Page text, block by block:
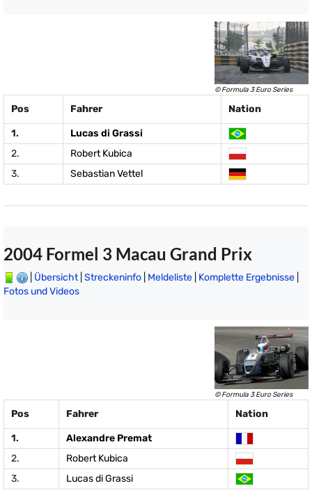
© Formula 3 Euro Series
Pos Fahrer Nation
1.
Lucas di Grassi
2.
Robert Kubica
3.
Sebastian Vettel
2004 Formel 3 Macau Grand Prix
Übersicht| Streckeninfo Meldeliste Komplette Ergebnisse
Fotos und Videos
© Formula 3 Euro Series
Pos Fahrer Nation
1.
Alexandre Premat
2.
Robert Kubica
3.
Lucas di Grassi